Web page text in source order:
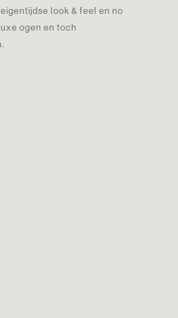
look & feel en no
ogen en toch